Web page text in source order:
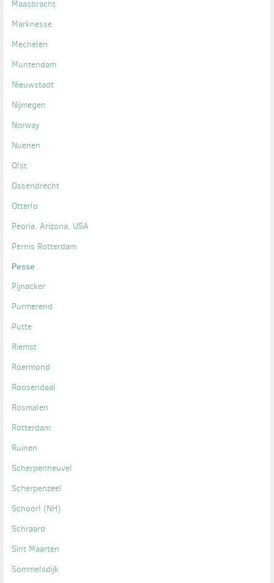
Maasbracht
Marknesse
Mechelen
Muntendam
Nieuwstadt
Nijmegen
Norway
Nuenen
Olst
Ossendrecht
Otterlo
Peoria, Arizona, USA
Pernis Rotterdam
Pesse
Pijnacker
Purmerend
Putte
Riemst
Roermond
Roosendaal
Rosmalen
Rotterdam
Ruinen
Scherpenheuvel
Scherpenzeel
Schoorl (NH)
Schraard
Sint Maarten
Sommelsdijk